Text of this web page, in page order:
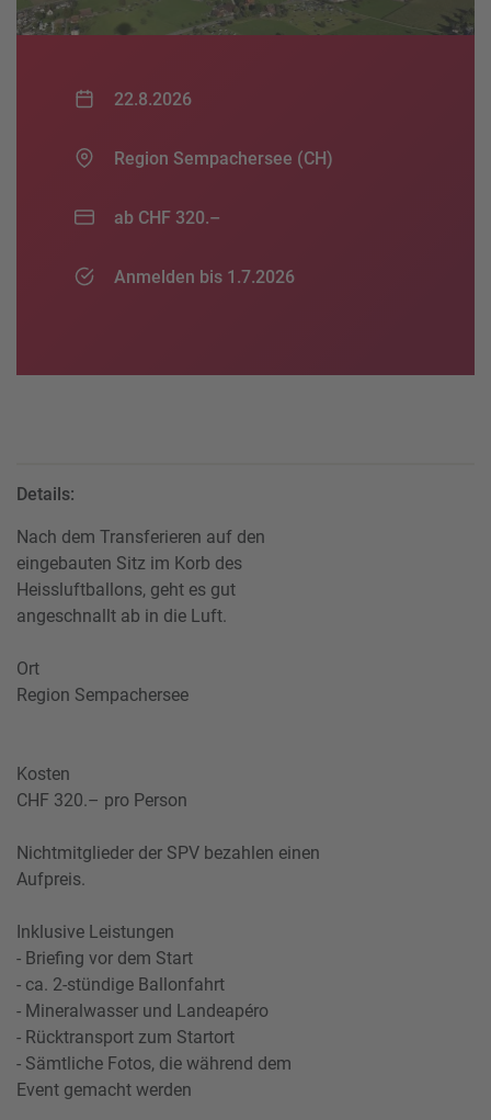
22.8.2026
Region Sempachersee (CH)
ab CHF 320.–
Anmelden bis 1.7.2026
Details:
Nach dem Transferieren auf den
eingebauten Sitz im Korb des
Heissluftballons, geht es gut
angeschnallt ab in die Luft.
Ort
Region Sempachersee
Kosten
CHF 320.– pro Person
Nichtmitglieder der SPV bezahlen einen
Aufpreis.
Inklusive Leistungen
- Briefing vor dem Start
- ca. 2-stündige Ballonfahrt
- Mineralwasser und Landeapéro
- Rücktransport zum Startort
- Sämtliche Fotos, die während dem
Event gemacht werden